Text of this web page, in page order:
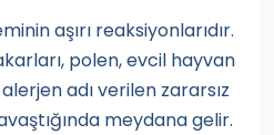
aşırı reaksiyonlarıdır.
polen, evcil hayvan
adı verilen zararsız
meydana gelir.